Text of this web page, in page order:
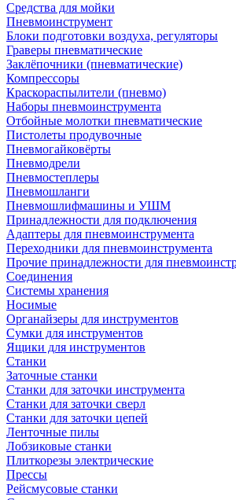
Средства для мойки
Пневмоинструмент
Блоки подготовки воздуха, регуляторы
Граверы пневматические
Заклёпочники (пневматические)
Компрессоры
Краскораспылители (пневмо)
Наборы пневмоинструмента
Отбойные молотки пневматические
Пистолеты продувочные
Пневмогайковёрты
Пневмодрели
Пневмостеплеры
Пневмошланги
Пневмошлифмашины и УШМ
Принадлежности для подключения
Адаптеры для пневмоинструмента
Переходники для пневмоинструмента
Прочие принадлежности для
Соединения
Системы хранения
Носимые
Органайзеры для инструментов
Сумки для инструментов
Ящики для инструментов
Станки
Заточные станки
Станки для заточки инструмента
Станки для заточки сверл
Станки для заточки цепей
Ленточные пилы
Лобзиковые станки
Плиткорезы электрические
Прессы
Рейсмусовые станки